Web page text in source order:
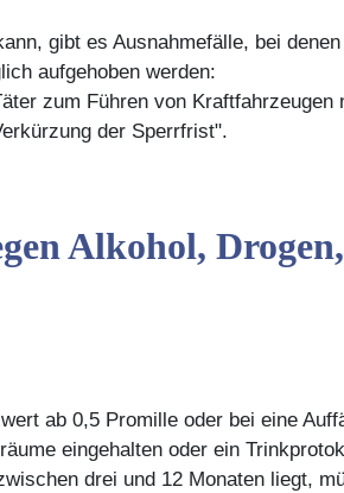
gibt es Ausnahmefälle, bei
aufgehoben werden:
zum Führen von
der Sperrfrist".
Alkohol,
ab 0,5 Promille oder bei eine
eingehalten oder ein
drei und 12 Monaten liegt,